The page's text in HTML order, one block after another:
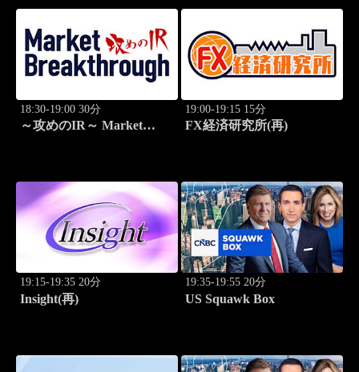
18:30-19:00 30分
～攻めのIR～ Market
19:00-19:15 15分
FX経済研究所(再)
19:15-19:35 20分
Insight(再)
19:35-19:55 20分
US Squawk Box